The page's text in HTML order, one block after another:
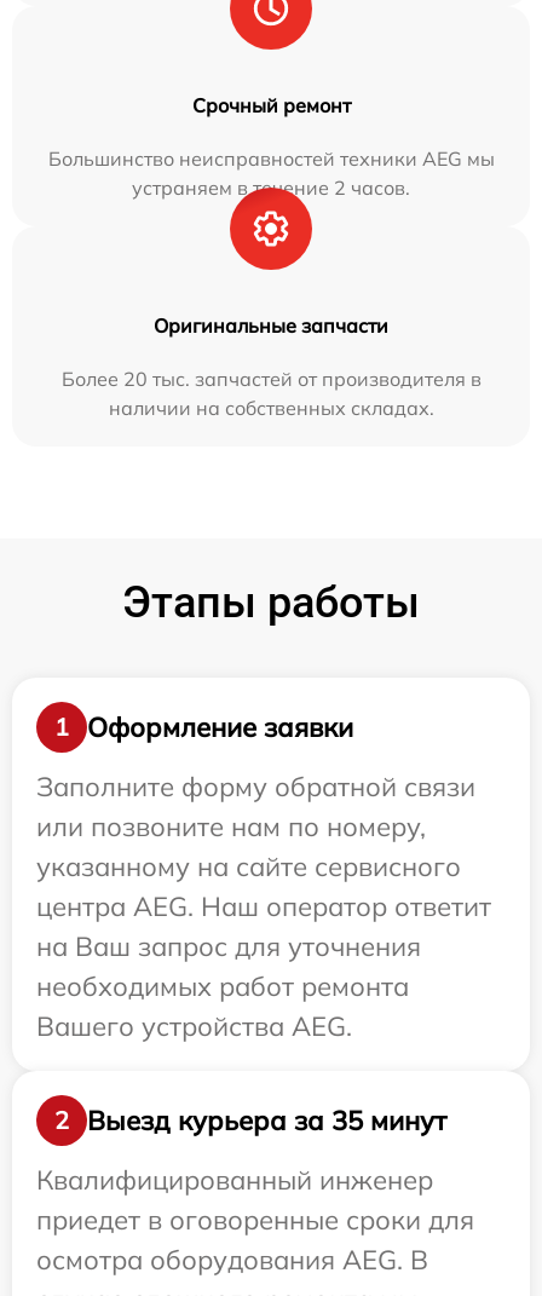
Срочный ремонт
Большинство неисправностей техники AEG мы
устраняем в течение 2 часов.
Оригинальные запчасти
Более 20 тыс. запчастей от производителя в
наличии на собственных складах.
Этапы работы
1
Оформление заявки
Заполните форму обратной связи
или позвоните нам по номеру,
указанному на сайте сервисного
центра AEG. Наш оператор ответит
на Ваш запрос для уточнения
необходимых работ ремонта
Вашего устройства AEG.
2
Выезд курьера за 35 минут
Квалифицированный инженер
приедет в оговоренные сроки для
осмотра оборудования AEG. В